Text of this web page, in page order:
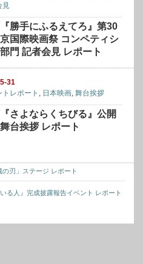
見
勝手にふるえてろ』第30
国際映画祭 コンペティシ
門 記者会見 レポート
31
トレポート , 日本映画,舞台挨拶
さよならくちびる』公開
台挨拶 レポート
刃」ステージ レポート
る人』完成披露報告イベント レポート